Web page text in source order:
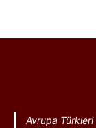
Avrupa Türkleri